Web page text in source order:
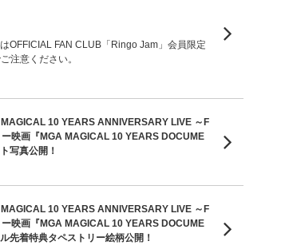
OFFICIAL FAN CLUB「Ringo Jam」会員限定
注意ください。
10 YEARS ANNIVERSARY LIVE ～F
映画『MGA MAGICAL 10 YEARS DOCUME
写真公開！
10 YEARS ANNIVERSARY LIVE ～F
映画『MGA MAGICAL 10 YEARS DOCUME
先着特典タペストリー絵柄公開！